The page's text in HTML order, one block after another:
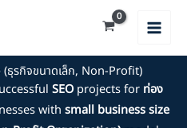
ธุรกิจขนาดเล็ก, Non-Profit)
SEO projects for ท่อง
with small business size